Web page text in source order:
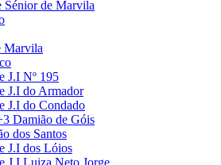
Sénior de Marvila
Marvila
J.I Nº 195
J.I do Armador
J.I do Condado
Damião de Góis
dos Santos
J.I dos Lóios
J.I Luiza Neto Jorge